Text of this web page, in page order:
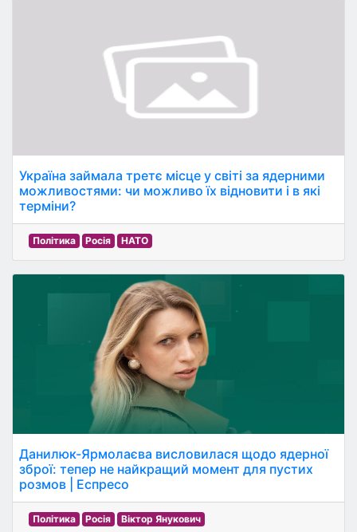
Україна займала третє місце у світі за ядерними
можливостями: чи можливо їх відновити і в які
терміни?
Політика Росія НАТО
Данилюк-Ярмолаєва висловилася щодо ядерної
зброї: тепер не найкращий момент для пустих
розмов | Еспресо
Політика Росія Віктор Янукович